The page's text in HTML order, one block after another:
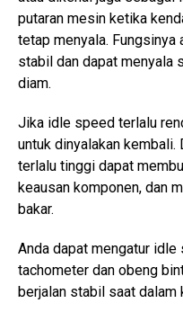
putaran mesin ketika
tetap menyala. Fungsinya
stabil dan dapat menyala
diam.
Jika idle speed terlalu
untuk dinyalakan
terlalu tinggi dapat
keausan komponen, dan
bakar.
Anda dapat mengatur idle
tachometer dan obeng
berjalan stabil saat dalam